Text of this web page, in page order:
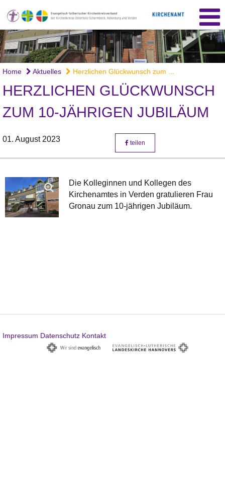
Home Aktuelles Herzlichen Glückwunsch zum ...
HERZLICHEN GLÜCKWUNSCH
ZUM 10-JÄHRIGEN JUBILÄUM
01. August 2023 teilen
Die Kolleginnen und Kollegen des
Kirchenamtes in Verden gratulieren Frau
Gronau zum 10-jährigen Jubiläum.
Impressum Datenschutz Kontakt